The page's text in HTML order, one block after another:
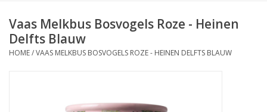
Tassen & Portemonnees
Vaas Melkbus Bosvogels Roze - Heinen
Delfts Blauw
HOME/VAAS MELKBUS BOSVOGELS ROZE - HEINEN DELFTS BLAUW